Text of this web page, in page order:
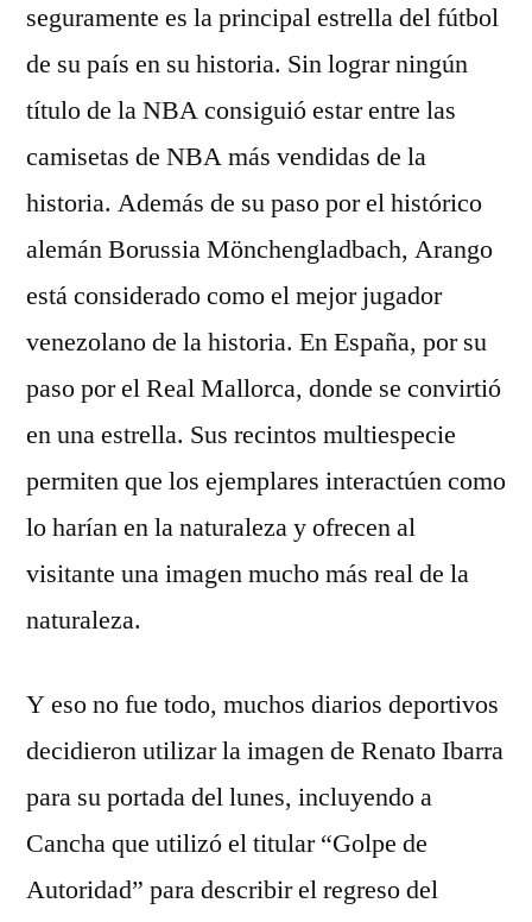
seguramente es la principal estrella del fútbol
de su país en su historia. Sin lograr ningún
título de la NBA consiguió estar entre las
camisetas de NBA más vendidas de la
historia. Además de su paso por el histórico
alemán Borussia Mönchengladbach, Arango
está considerado como el mejor jugador
venezolano de la historia. En España, por su
paso por el Real Mallorca, donde se convirtió
en una estrella. Sus recintos multiespecie
permiten que los ejemplares interactúen como
lo harían en la naturaleza y ofrecen al
visitante una imagen mucho más real de la
naturaleza.
Y eso no fue todo, muchos diarios deportivos
decidieron utilizar la imagen de Renato Ibarra
para su portada del lunes, incluyendo a
Cancha que utilizó el titular “Golpe de
Autoridad” para describir el regreso del